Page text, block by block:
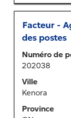
l’emploi.
Titre
Facteur -
des postes
Numéro de
202038
Ville
Kenora
Province
Sélectionner
au
moyen
de
la
barre
d’espacement
afficher